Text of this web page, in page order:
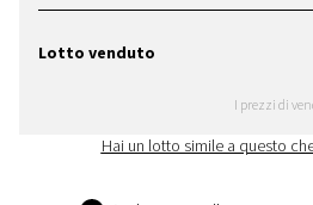
Lotto venduto
I prezzi di
Hai un lotto simile a questo